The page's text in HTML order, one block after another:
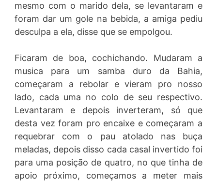
mesmo com o marido dela, se levantaram e
foram dar um gole na bebida, a amiga pediu
desculpa a ela, disse que se empolgou.
Ficaram de boa, cochichando. Mudaram a
musica para um samba duro da Bahia,
começaram a rebolar e vieram pro nosso
lado, cada uma no colo de seu respectivo.
Levantaram e depois inverteram, só que
desta vez foram pro encaixe e começaram a
requebrar com o pau atolado nas buça
meladas, depois disso cada casal invertido foi
para uma posição de quatro, no que tinha de
apoio próximo, começamos a meter mais